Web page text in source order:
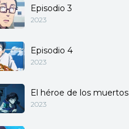
Episodio 3
2023
Episodio 4
2023
El héroe de los muertos
2023